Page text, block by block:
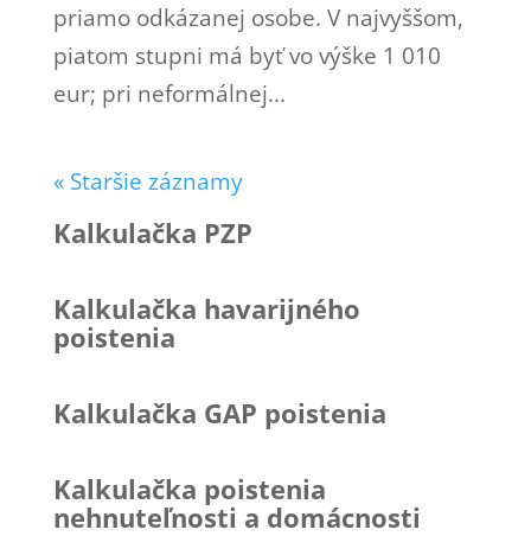
priamo odkázanej osobe. V najvyššom,
piatom stupni má byť vo výške 1 010
eur; pri neformálnej...
« Staršie záznamy
Kalkulačka PZP
Kalkulačka havarijného
poistenia
Kalkulačka GAP poistenia
Kalkulačka poistenia
nehnuteľnosti a domácnosti